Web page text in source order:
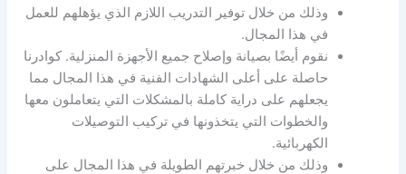
وذلك من خلال توفير التدريب اللازم الذي يؤهلهم للعمل
في هذا المجال.
نقوم أيضًا بصيانة وإصلاح جميع الأجهزة المنزلية. كوادرنا
حاصلة على أعلى الشهادات الفنية في هذا المجال مما
يجعلهم على دراية كاملة بالمشكلات التي يتعاملون معها
والخطوات التي يتخذونها في تركيب التوصيلات
الكهربائية.
وذلك من خلال خبرتهم الطويلة في هذا المجال على